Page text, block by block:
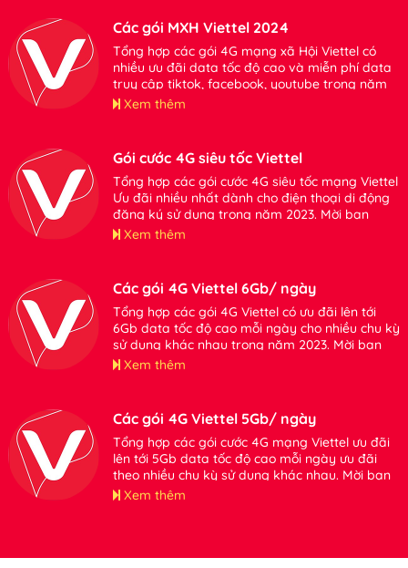
Các gói MXH Viettel 2024
Tổng hợp các gói 4G mạng xã Hội Viettel có
nhiều ưu đãi data tốc độ cao và miễn phí data
truy cập tiktok, facebook, youtube trong năm
2024. Mời bạn tham khảo đăng ký sử dụng khi
Xem thêm
Gói cước 4G siêu tốc Viettel
Tổng hợp các gói cước 4G siêu tốc mạng Viettel
Ưu đãi nhiều nhất dành cho điện thoại di động
đăng ký sử dụng trong năm 2023. Mời bạn
tham khảo thông tin chi tiết.
Xem thêm
Các gói 4G Viettel 6Gb/ ngày
Tổng hợp các gói 4G Viettel có ưu đãi lên tới
6Gb data tốc độ cao mỗi ngày cho nhiều chu kỳ
sử dụng khác nhau trong năm 2023. Mời bạn
tham khảo.
Xem thêm
Các gói 4G Viettel 5Gb/ ngày
Tổng hợp các gói cước 4G mạng Viettel ưu đãi
lên tới 5Gb data tốc độ cao mỗi ngày ưu đãi
theo nhiều chu kỳ sử dụng khác nhau. Mời bạn
tham khảo.
Xem thêm